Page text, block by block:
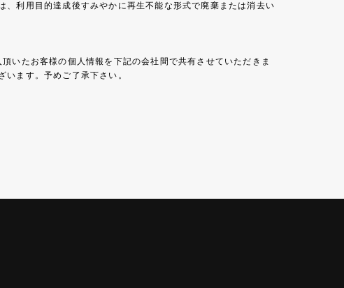
利用目的達成後すみやかに再生不能な形式で廃棄または消去い
いたお客様の個人情報を下記の会社間で共有させていただきま
ます。予めご了承下さい。